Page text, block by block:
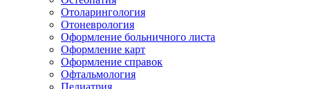
Отоларингология
Отоневрология
Оформление больничного листа
Оформление карт
Оформление справок
Офтальмология
Педиатрия